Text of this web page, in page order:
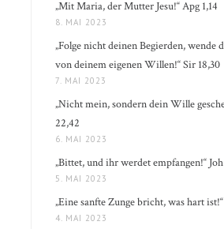
„Mit Maria, der Mutter Jesu!“ Apg 1,14
8. MAI 2023
„Folge nicht deinen Begierden, wende
von deinem eigenen Willen!“ Sir 18,30
7. MAI 2023
„Nicht mein, sondern dein Wille
22,42
6. MAI 2023
„Bittet, und ihr werdet empfangen!“
5. MAI 2023
„Eine sanfte Zunge bricht, was hart
4. MAI 2023